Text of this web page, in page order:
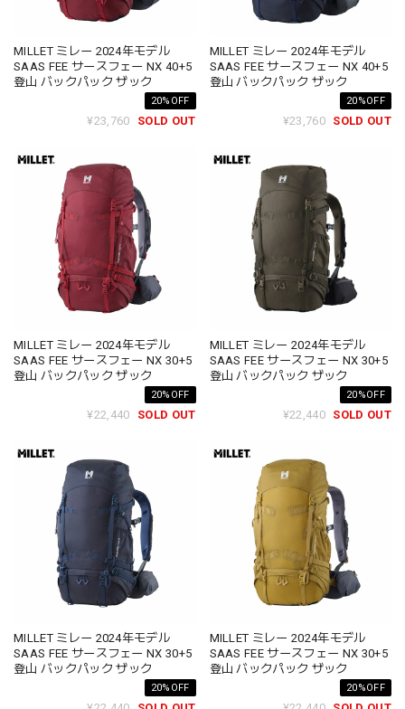
MILLET ミレー 2024年モデル
SAAS FEE サースフェー NX 40+5
登山 バックパック ザック
20%OFF
¥23,760 SOLD OUT
MILLET ミレー 2024年モデル
SAAS FEE サースフェー NX 40+5
登山 バックパック ザック
20%OFF
¥23,760 SOLD OUT
MILLET ミレー 2024年モデル
SAAS FEE サースフェー NX 30+5
登山 バックパック ザック
20%OFF
¥22,440 SOLD OUT
MILLET ミレー 2024年モデル
SAAS FEE サースフェー NX 30+5
登山 バックパック ザック
20%OFF
¥22,440 SOLD OUT
MILLET ミレー 2024年モデル
SAAS FEE サースフェー NX 30+5
登山 バックパック ザック
20%OFF
MILLET ミレー 2024年モデル
SAAS FEE サースフェー NX 30+5
登山 バックパック ザック
20%OFF